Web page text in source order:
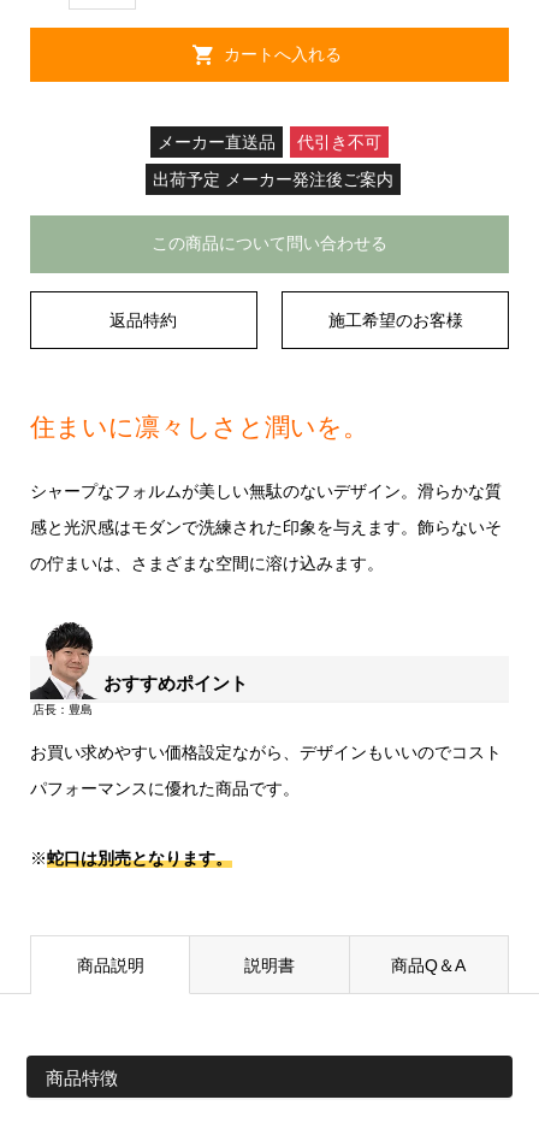
メーカー直送品
代引き不可
出荷予定 メーカー発注後ご案内
この商品について問い合わせる
返品特約 施工希望のお客様
住まいに凛々しさと潤いを。
シャープなフォルムが美しい無駄のないデザイン。滑らかな質
感と光沢感はモダンで洗練された印象を与えます。飾らないそ
の佇まいは、さまざまな空間に溶け込みます。
おすすめポイント
お買い求めやすい価格設定ながら、デザインもいいのでコスト
パフォーマンスに優れた商品です。
※蛇口は別売となります。
商品説明 説明書 商品Q＆A
商品特徴